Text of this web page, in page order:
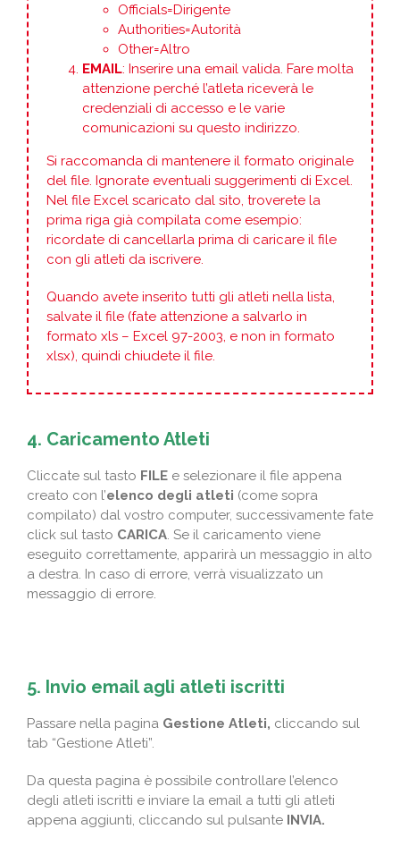
Officials=Dirigente
Authorities=Autorità
Other=Altro
EMAIL: Inserire una email valida. Fare molta
attenzione perché l’atleta riceverà le
credenziali di accesso e le varie
comunicazioni su questo indirizzo.
Si raccomanda di mantenere il formato originale
del file. Ignorate eventuali suggerimenti di Excel.
Nel file Excel scaricato dal sito, troverete la
prima riga già compilata come esempio:
ricordate di cancellarla prima di caricare il file
con gli atleti da iscrivere.
Quando avete inserito tutti gli atleti nella lista,
salvate il file (fate attenzione a salvarlo in
formato xls – Excel 97-2003, e non in formato
xlsx), quindi chiudete il file.
4. Caricamento Atleti
Cliccate sul tasto FILE e selezionare il file appena
creato con l’elenco degli atleti (come sopra
compilato) dal vostro computer, successivamente fate
click sul tasto CARICA. Se il caricamento viene
eseguito correttamente, apparirà un messaggio in alto
a destra. In caso di errore, verrà visualizzato un
messaggio di errore.
5. Invio email agli atleti iscritti
Passare nella pagina Gestione Atleti, cliccando sul
tab “Gestione Atleti”.
Da questa pagina è possibile controllare l’elenco
degli atleti iscritti e inviare la email a tutti gli atleti
appena aggiunti, cliccando sul pulsante INVIA.